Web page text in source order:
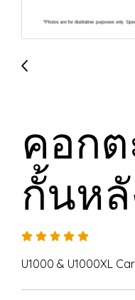
คอกต
กั้นหลั
U1000 & U1000XL